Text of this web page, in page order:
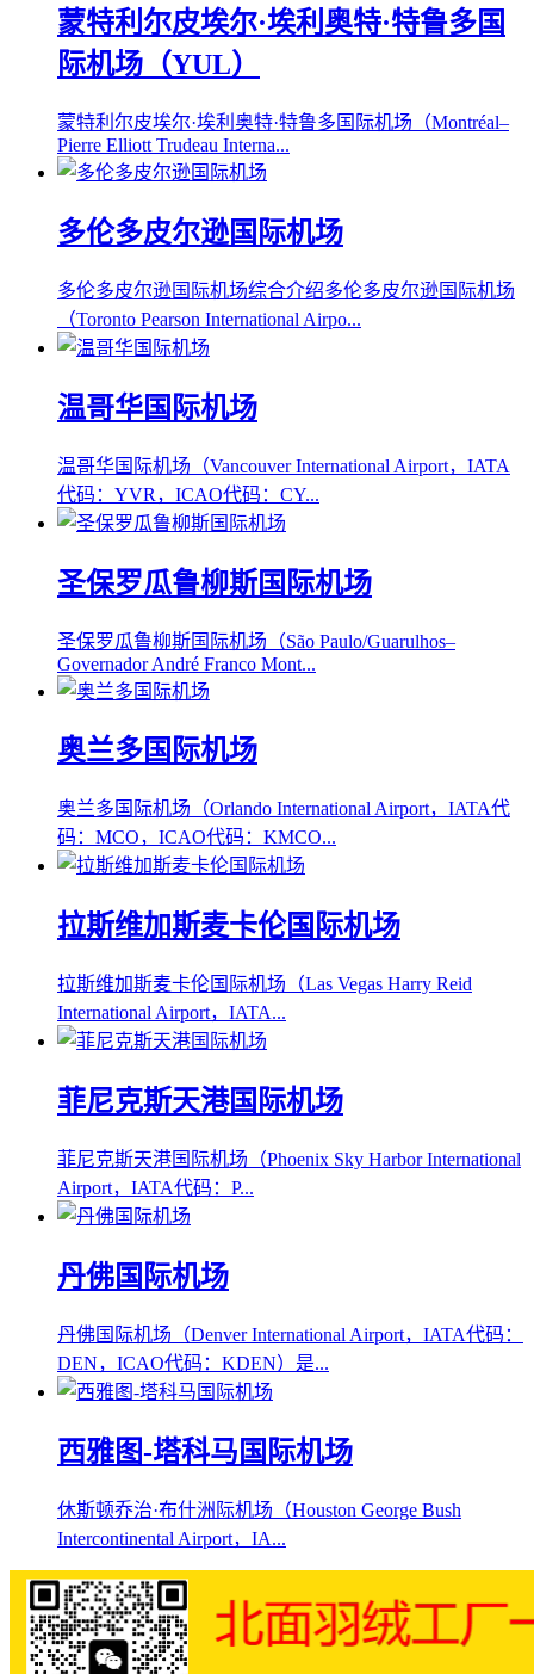
蒙特利尔皮埃尔·埃利奥特·特鲁多国
际机场（YUL）
蒙特利尔皮埃尔·埃利奥特·特鲁多国际机场（Montréal–
Pierre Elliott Trudeau Interna...
多伦多皮尔逊国际机场
多伦多皮尔逊国际机场综合介绍多伦多皮尔逊国际机场
（Toronto Pearson International Airpo...
温哥华国际机场
温哥华国际机场（Vancouver International Airport，IATA
代码：YVR，ICAO代码：CY...
圣保罗瓜鲁柳斯国际机场
圣保罗瓜鲁柳斯国际机场（São Paulo/Guarulhos–
Governador André Franco Mont...
奥兰多国际机场
奥兰多国际机场（Orlando International Airport，IATA代
码：MCO，ICAO代码：KMCO...
拉斯维加斯麦卡伦国际机场
拉斯维加斯麦卡伦国际机场（Las Vegas Harry Reid
International Airport，IATA...
菲尼克斯天港国际机场
菲尼克斯天港国际机场（Phoenix Sky Harbor International
Airport，IATA代码：P...
丹佛国际机场
丹佛国际机场（Denver International Airport，IATA代码：
DEN，ICAO代码：KDEN）是...
西雅图-塔科马国际机场
休斯顿乔治·布什洲际机场（Houston George Bush
Intercontinental Airport，IA...